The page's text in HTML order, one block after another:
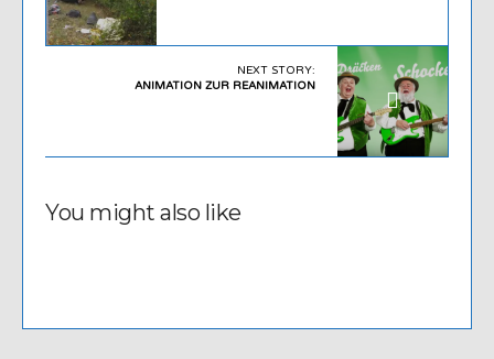
NEXT STORY:
ANIMATION ZUR REANIMATION
You might also like